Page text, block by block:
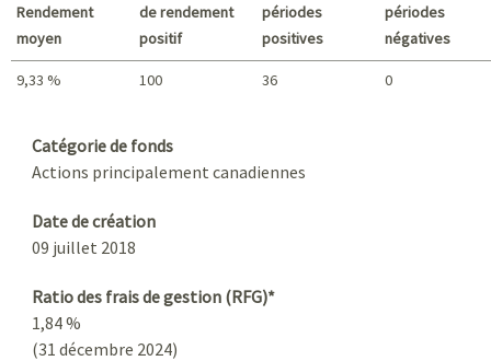
Rendement
moyen
de rendement
positif
périodes
positives
périodes
négatives
9,33 % 100 36 0
Catégorie de fonds
Actions principalement canadiennes
Date de création
09 juillet 2018
Ratio des frais de gestion (RFG)*
1,84 %
(31 décembre 2024)